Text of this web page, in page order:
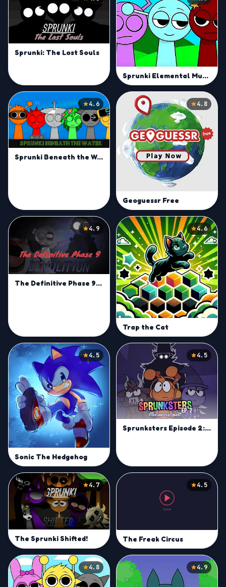
Sprunki: The Lost Souls
Sprunki Elemental Musician Mod
4.6
Sprunki Beneath the Water
4.8
Geoguessr Free
4.9
The Definitive Phase 9: Demolition
4.6
Trap the Cat
4.5
Sonic The Hedgehog
4.5
Sprunksters Episode 2: The Cave
4.7
The Sprunki Shifted!
4.5
The Freak Circus
4.8 4.9